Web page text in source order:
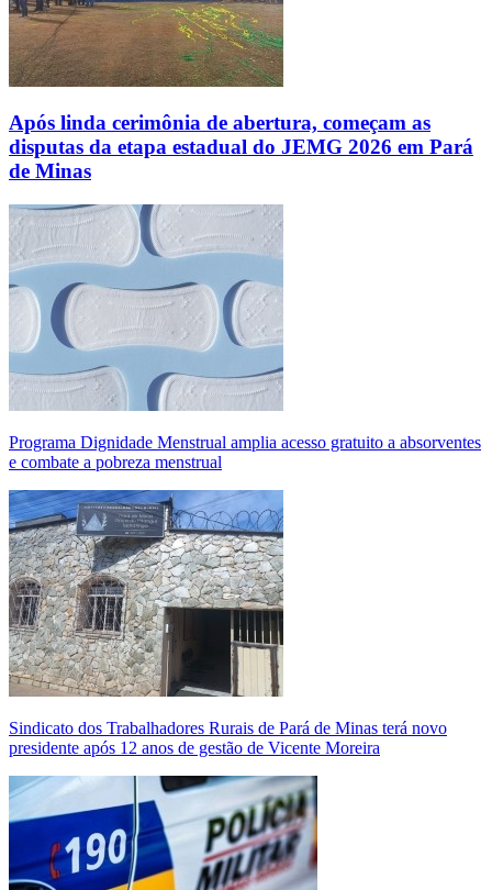
Após linda cerimônia de abertura, começam as
disputas da etapa estadual do JEMG 2026 em Pará
de Minas
Programa Dignidade Menstrual amplia acesso gratuito a absorventes
e combate a pobreza menstrual
Sindicato dos Trabalhadores Rurais de Pará de Minas terá novo
presidente após 12 anos de gestão de Vicente Moreira